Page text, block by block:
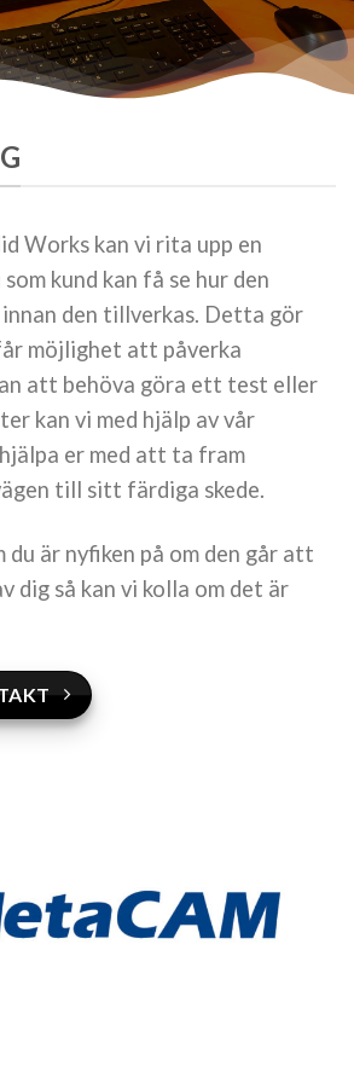
Works kan vi rita upp en
kund kan få se hur den
den tillverkas. Detta gör
möjlighet att påverka
att behöva göra ett test eller
kan vi med hjälp av vår
er med att ta fram
till sitt färdiga skede.
du är nyfiken på om den går att
dig så kan vi kolla om det är